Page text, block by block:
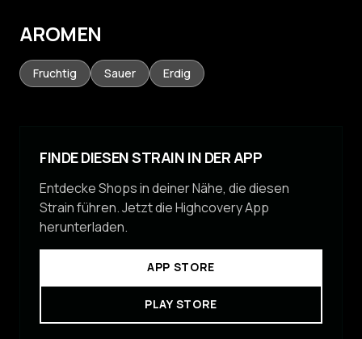
AROMEN
Fruchtig Sauer Erdig
FINDE DIESEN STRAIN IN DER APP
Entdecke Shops in deiner Nähe, die diesen
Strain führen. Jetzt die Highcovery App
herunterladen.
APP STORE
PLAY STORE